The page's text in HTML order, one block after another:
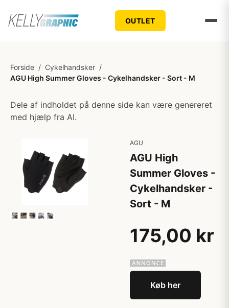
OUTLET
Forside / Cykelhandsker /
AGU High Summer Gloves - Cykelhandsker - Sort - M
Dele af indholdet på denne side kan være genereret
med hjælp fra AI.
AGU
AGU High
Summer Gloves -
Cykelhandsker -
Sort - M
175,00 kr
Køb her